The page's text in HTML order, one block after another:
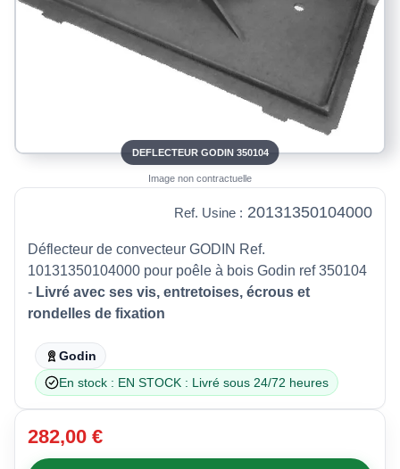
DEFLECTEUR GODIN 350104
Image non contractuelle
Ref. Usine : 20131350104000
Déflecteur de convecteur GODIN Ref.
10131350104000 pour poêle à bois Godin ref 350104
- Livré avec ses vis, entretoises, écrous et
rondelles de fixation
Godin
En stock : EN STOCK : Livré sous 24/72 heures
282,00 €